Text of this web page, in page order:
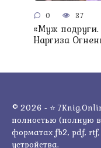
0 37
«Муж
Наргиза
© 2026 - ⭐
полностью (полную
форматах fb2, pdf,
устройства.